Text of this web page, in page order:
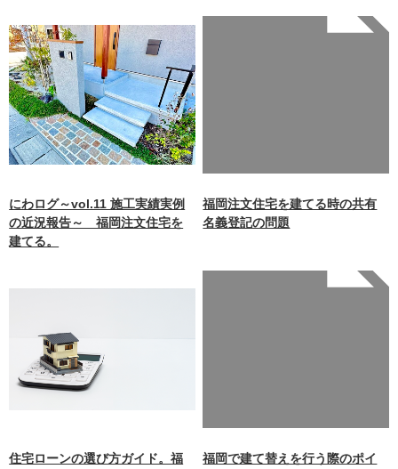
にわログ～vol.11 施工実績実例
の近況報告～ 福岡注文住宅を
建てる。
content/themes/nagasaki/f
unctions.phpon line 87
福岡注文住宅を建てる時の共有
名義登記の問題
住宅ローンの選び方ガイド。福
content/themes/nagasaki/f
unctions.php on line 87
福岡で建て替えを行う際のポイ